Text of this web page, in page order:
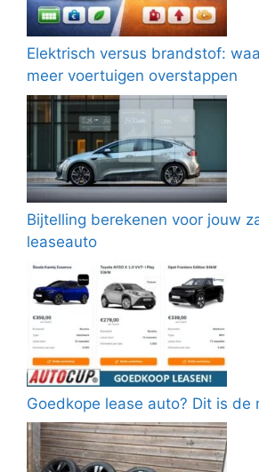
Elektrisch versus brandstof:
meer voertuigen overstappen
Bijtelling berekenen voor jouw
leaseauto
Goedkope lease auto? Dit is de